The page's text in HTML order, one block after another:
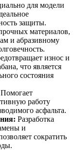
для модели
защиты.
материалов,
и абразивному
износ и
что является
состояния
Помогает
работу
асфальта.
Разработка
и
сократить